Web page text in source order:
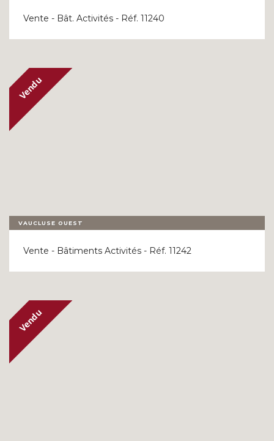
Vente - Bât. Activités - Réf. 11240
VAUCLUSE OUEST
Vente - Bâtiments Activités - Réf. 11242